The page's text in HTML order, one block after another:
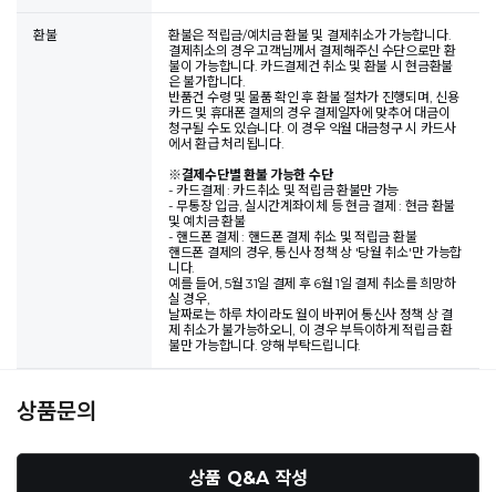
환불
환불은 적립금/예치금 환불 및 결제취소가 가능합니다.
결제취소의 경우 고객님께서 결제해주신 수단으로만 환
불이 가능합니다. 카드결제건 취소 및 환불 시 현금환불
은 불가합니다.
반품건 수령 및 물품 확인 후 환불 절차가 진행되며, 신용
카드 및 휴대폰 결제의 경우 결제일자에 맞추어 대금이
청구될 수도 있습니다. 이 경우 익월 대금청구 시 카드사
에서 환급 처리됩니다.
※결제수단별 환불 가능한 수단
- 카드결제 : 카드취소 및 적립금 환불만 가능
- 무통장 입금, 실시간계좌이체 등 현금 결제 : 현금 환불
및 예치금 환불
- 핸드폰 결제 : 핸드폰 결제 취소 및 적립금 환불
핸드폰 결제의 경우, 통신사 정책 상 '당월 취소'만 가능합
니다.
예를 들어, 5월 31일 결제 후 6월 1일 결제 취소를 희망하
실 경우,
날짜로는 하루 차이라도 월이 바뀌어 통신사 정책 상 결
제 취소가 불가능하오니, 이 경우 부득이하게 적립금 환
불만 가능합니다. 양해 부탁드립니다.
상품문의
상품 Q&A 작성